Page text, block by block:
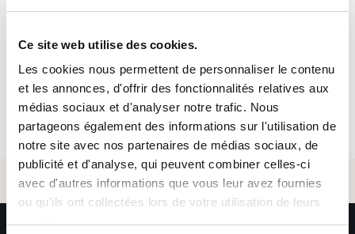
Ce site web utilise des cookies.
Les cookies nous permettent de personnaliser le contenu
et les annonces, d'offrir des fonctionnalités relatives aux
médias sociaux et d'analyser notre trafic. Nous
partageons également des informations sur l'utilisation de
notre site avec nos partenaires de médias sociaux, de
publicité et d'analyse, qui peuvent combiner celles-ci
avec d'autres informations que vous leur avez fournies
ou qu'ils ont collectées lors de votre utilisation de leurs
Postuler
Email *
Envoyer